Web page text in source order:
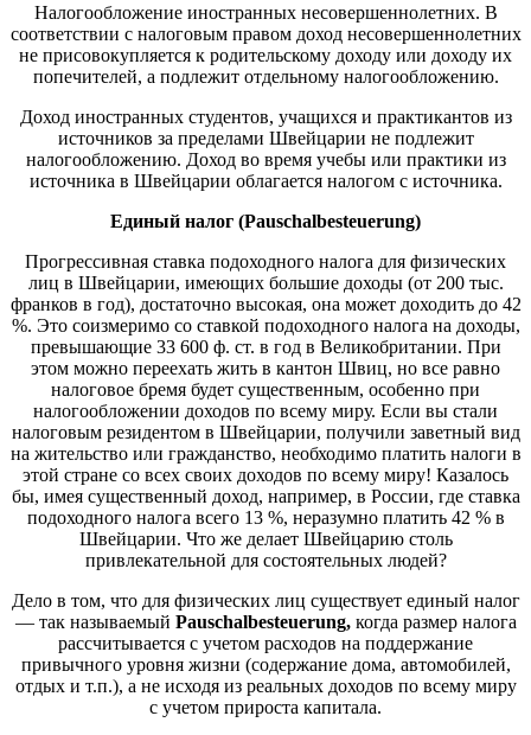
Налогообложение иностранных несовершеннолетних. В
соответствии с налоговым правом доход несовершеннолетних
не присовокупляется к родительскому доходу или доходу их
попечителей, а подлежит отдельному налогообложению.
Доход иностранных студентов, учащихся и практикантов из
источников за пределами Швейцарии не подлежит
налогообложению. Доход во время учебы или практики из
источника в Швейцарии облагается налогом с источника.
Единый налог (Pauschalbesteuerung)
Прогрессивная ставка подоходного налога для физических
лиц в Швейцарии, имеющих большие доходы (от 200 тыс.
франков в год), достаточно высокая, она может доходить до 42
%. Это соизмеримо со ставкой подоходного налога на доходы,
превышающие 33 600 ф. ст. в год в Великобритании. При
этом можно переехать жить в кантон Швиц, но все равно
налоговое бремя будет существенным, особенно при
налогообложении доходов по всему миру. Если вы стали
налоговым резидентом в Швейцарии, получили заветный вид
на жительство или гражданство, необходимо платить налоги в
этой стране со всех своих доходов по всему миру! Казалось
бы, имея существенный доход, например, в России, где ставка
подоходного налога всего 13 %, неразумно платить 42 % в
Швейцарии. Что же делает Швейцарию столь
привлекательной для состоятельных людей?
Дело в том, что для физических лиц существует единый налог
— так называемый Pauschalbesteuerung,когда размер налога
рассчитывается с учетом расходов на поддержание
привычного уровня жизни (содержание дома, автомобилей,
отдых и т.п.), а не исходя из реальных доходов по всему миру
с учетом прироста капитала.